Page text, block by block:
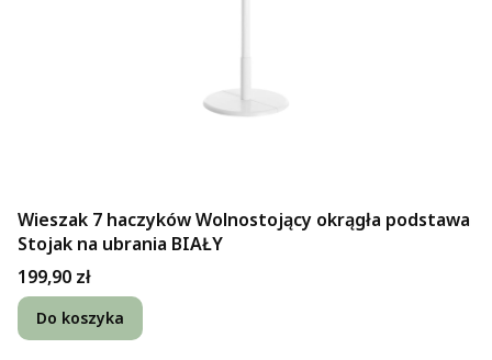
Wieszak 7 haczyków Wolnostojący okrągła podstawa
Stojak na ubrania BIAŁY
Cena
199,90 zł
Do koszyka